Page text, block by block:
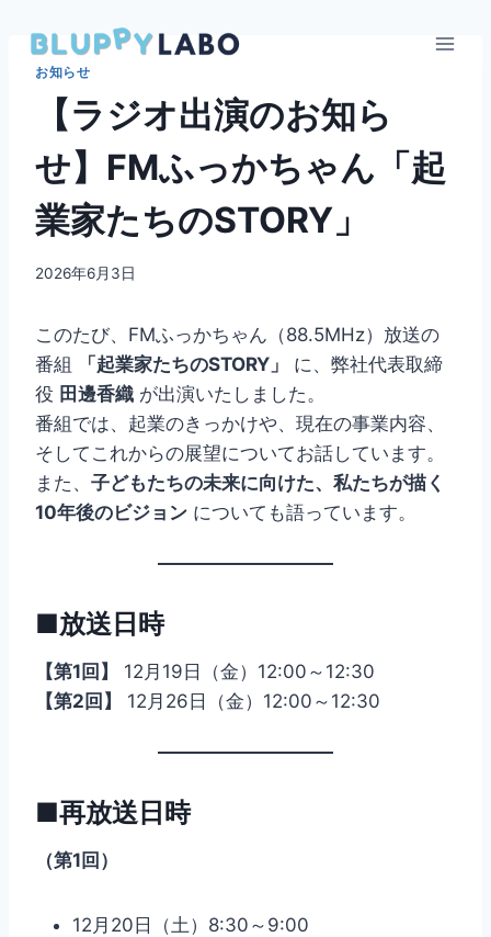
お知らせ
【ラジオ出演のお知ら
せ】FMふっかちゃん「起
業家たちのSTORY」
2026年6月3日
このたび、FMふっかちゃん（88.5MHz）放送の
番組
「起業家たちのSTORY」
に、弊社代表取締
役 田邊香織 が出演いたしました。
番組では、起業のきっかけや、現在の事業内容、
そしてこれからの展望についてお話しています。
また、 子どもたちの未来に向けた、私たちが描く
10年後のビジョン についても語っています。
■放送日時
【第1回】
12月19日（金）12:00～12:30
【第2回】
12月26日（金）12:00～12:30
■再放送日時
（第1回）
12月20日（土）8:30～9:00